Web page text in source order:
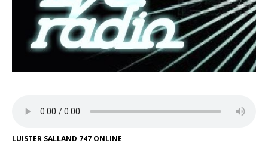
LUISTER SALLAND 747 ONLINE